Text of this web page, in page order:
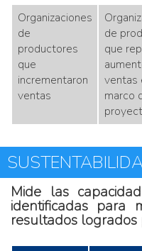
Organizaciones
de
productores
que
incrementaron
ventas
de
que
ventas
marco
Mide las
identificadas para
resultados logrados